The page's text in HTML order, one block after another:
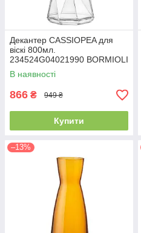
Декантер CASSIOPEA для
віскі 800мл.
234524G04021990 BORMIOLI
ROCCO
В наявності
866 ₴ 949 ₴
Купити
–13%